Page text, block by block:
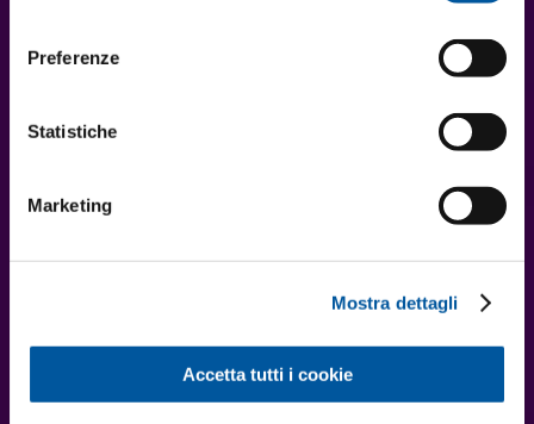
Preferenze
Statistiche
Marketing
Mostra dettagli
Accetta tutti i cookie